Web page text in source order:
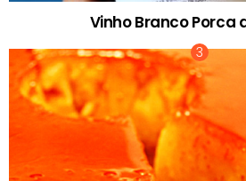
Vinho Branco Porca